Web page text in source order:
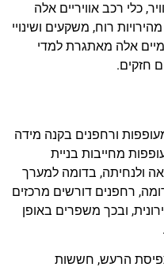
כלי רכב אוויריים אלה
רוח, משקעים ושינויי
אלה מאתגרת למדי
חזקים.
ורחפנים בקנה מידה
מחייבות בניית
ולנחיתה, בדומה למערך
רחפנים דורשים מרכזים
ובכך משפרים באופן
הרעש, חששות